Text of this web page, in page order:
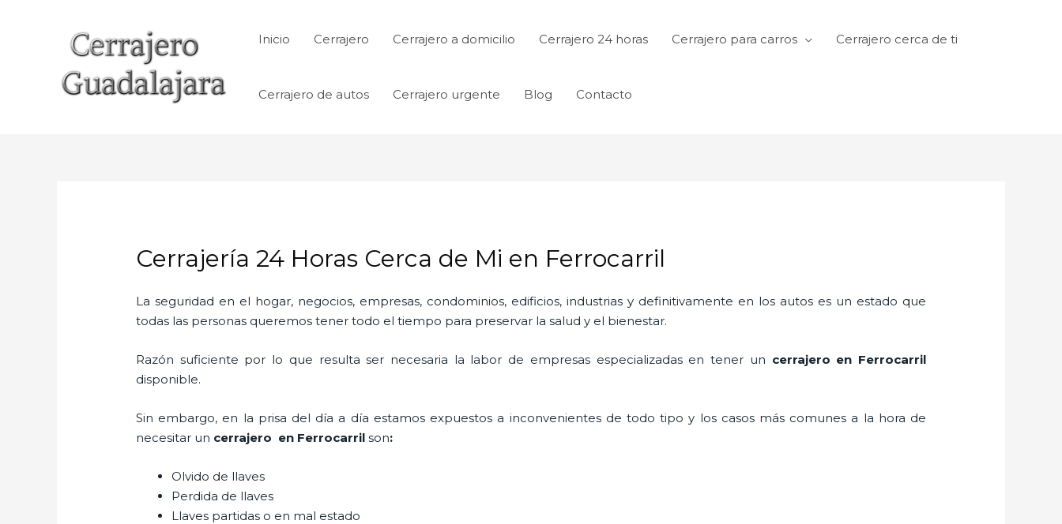
Inicio Cerrajero Cerrajero a domicilio Cerrajero 24 horas Cerrajero para carros Cerrajero cerca de ti
Cerrajero de autos Cerrajero urgente Blog Contacto
Cerrajería 24 Horas Cerca de Mi en Ferrocarril
La seguridad en el hogar, negocios, empresas, condominios, edificios, industrias y definitivamente en los autos es un estado que
todas las personas queremos tener todo el tiempo para preservar la salud y el bienestar.
Razón suficiente por lo que resulta ser necesaria la labor de empresas especializadas en tener un cerrajero en Ferrocarril
disponible.
Sin embargo, en la prisa del día a día estamos expuestos a inconvenientes de todo tipo y los casos más comunes a la hora de
necesitar un cerrajero en Ferrocarril son:
Olvido de llaves
Perdida de llaves
Llaves partidas o en mal estado